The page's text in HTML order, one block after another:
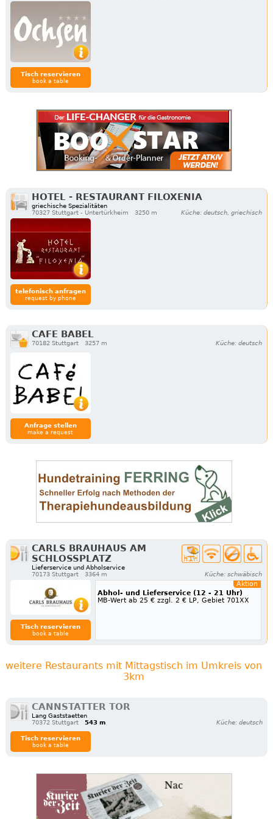
Tisch reservieren
book a table
HOTEL - RESTAURANT FILOXENIA
griechische Spezialitäten
70327 Stuttgart - Untertürkheim
3250 m Küche: deutsch, griechisch
telefonisch anfragen
request by phone
CAFE BABEL
70182 Stuttgart 3257 m Küche: deutsch
Anfrage stellen
make a request
CARLS BRAUHAUS AM
SCHLOSSPLATZ
Lieferservice und Abholservice
70173 Stuttgart
3364 m Küche: schwäbisch
Tisch reservieren
book a table
Aktion
Abhol- und Lieferservice (12 - 21 Uhr)
MB-Wert ab 25 € zzgl. 2 € LP, Gebiet 701XX
weitere Restaurants mit Mittagstisch im Umkreis von
3km
CANNSTATTER TOR
Lang Gaststaetten
70372 Stuttgart
543 m Küche: deutsch
Tisch reservieren
book a table